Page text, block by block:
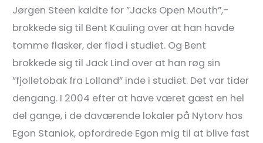
Jørgen Steen kaldte for ”Jacks Open Mouth”,-
brokkede sig til Bent Kauling over at han havde
tomme flasker, der flød i studiet. Og Bent
brokkede sig til Jack Lind over at han røg sin
”fjolletobak fra Lolland” inde i studiet. Det var tider
dengang. I 2004 efter at have været gæst en hel
del gange, i de daværende lokaler på Nytorv hos
Egon Staniok, opfordrede Egon mig til at blive fast